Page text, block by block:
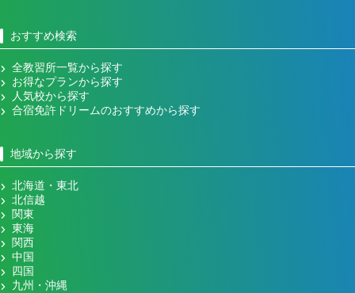
おすすめ検索
全教習所一覧から探す
お得なプランから探す
人気校から探す
合宿免許ドリームのおすすめから探す
地域から探す
北海道・東北
北信越
関東
東海
関西
中国
四国
九州・沖縄